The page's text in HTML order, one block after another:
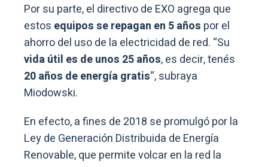
Por su parte, el directivo de EXO agrega que
estos equipos se repagan en 5 años por el
ahorro del uso de la electricidad de red. “Su
vida útil es de unos 25 años, es decir, tenés
20 años de energía gratis“, subraya
Miodowski.
En efecto, a fines de 2018 se promulgó por la
Ley de Generación Distribuida de Energía
Renovable, que permite volcar en la red la